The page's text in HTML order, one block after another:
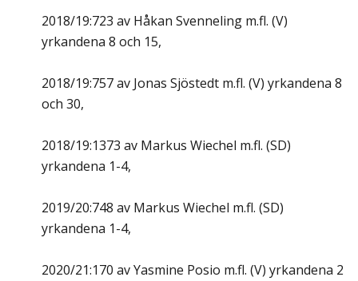
2018/19:723 av Håkan Svenneling m.fl. (V)
yrkandena 8 och 15,
2018/19:757 av Jonas Sjöstedt m.fl. (V) yrkandena 8
och 30,
2018/19:1373 av Markus Wiechel m.fl. (SD)
yrkandena 1-4,
2019/20:748 av Markus Wiechel m.fl. (SD)
yrkandena 1-4,
2020/21:170 av Yasmine Posio m.fl. (V) yrkandena 2